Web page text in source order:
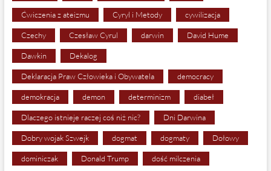
Ćwiczenia z ateizmu Cyryl i Metody cywilizacja
Czechy Czesław Cyrul darwin David Hume
Dawkin Dekalog
Deklaracja Praw Człowieka i Obywatela democracy
demokracja demon determinizm diabeł
Dlaczego istnieje raczej coś niż nic? Dni Darwina
Dobry wojak Szwejk dogmat dogmaty Dołowy
dominiczak Donald Trump dość milczenia